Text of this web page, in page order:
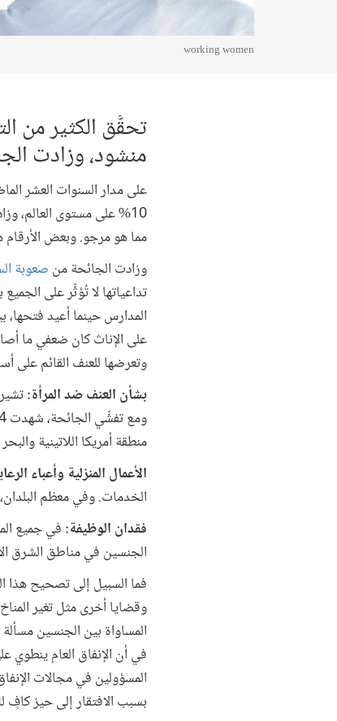
working women
تحقَّق الكثير من
منشود، وزادت
على مدار السنوات العشر
مما هو مرجو. وبعض الأرقام هائلة، فعلى
وزادت الجائحة منصعوبة
على الإناث كان ضعفي ما
وتعرضها للعنف القائم
بشأن العنف ضد المرأة:
منطقة أمريكا اللاتينية
الأعمال المنزلية وأعباء
الخدمات. وفي معظم
فقدان الوظيفة: في جميع
الجنسين في مناطق الشرق
فما السبيل إلى تصحيح هذا
وقضايا أخرى مثل تغير
المساواة بين الجنسين
في أن الإنفاق العام ينطوي
المسؤولين في مجالات
بسبب الافتقار إلى حيز كافٍ